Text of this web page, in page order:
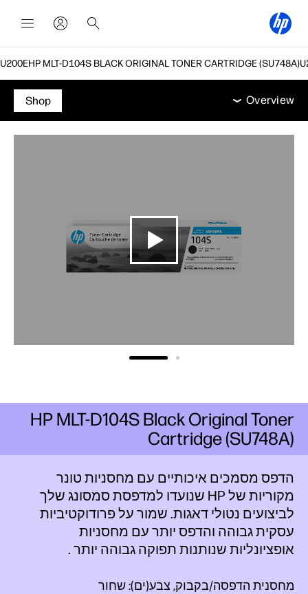
HP MLT-D104S BLACK ORIGINAL TONER CARTRIDGE (SU748A)
Overview
תמיכה
Overview
Overview
Shop
הדפס מסמכים איכותיים עם מחסניות טונר
מקוריות של HP שנועדו למדפסת סמסונג שלך
לביצועים נטולי דאגות. שמור על פרודוקטיביות
עסקית גבוהה והדפס יותר עם מחסניות
אופציונליות שנותנות תפוקה גבוהה יותר .
מחסנית הדפסה/בקבוק, צבע(ים): שחור
HP MLT-D104S Black Original Toner
Cartridge (SU748A)